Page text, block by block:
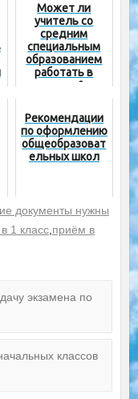
Может ли
учитель со
средним
специальным
образованием
работать в
школе?
Рекомендации
по оформлению
общеобразоват
ельных школ
документы нужны
1 класс, приём в
экзамена по
классов